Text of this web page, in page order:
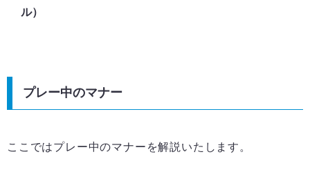
ル）
プレー中のマナー
ここではプレー中のマナーを解説いたします。